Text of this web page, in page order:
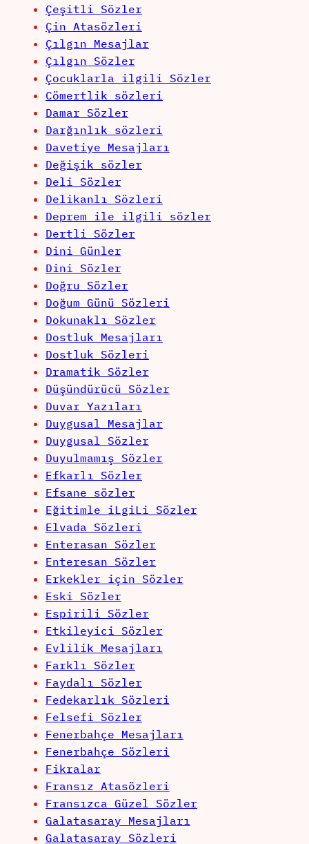
Çeşitli Sözler
Çin Atasözleri
Çılgın Mesajlar
Çılgın Sözler
Çocuklarla ilgili Sözler
Cömertlik sözleri
Damar Sözler
Darğınlık sözleri
Davetiye Mesajları
Değişik sözler
Deli Sözler
Delikanlı Sözleri
Deprem ile ilgili sözler
Dertli Sözler
Dini Günler
Dini Sözler
Doğru Sözler
Doğum Günü Sözleri
Dokunaklı Sözler
Dostluk Mesajları
Dostluk Sözleri
Dramatik Sözler
Düşündürücü Sözler
Duvar Yazıları
Duygusal Mesajlar
Duygusal Sözler
Duyulmamış Sözler
Efkarlı Sözler
Efsane sözler
Eğitimle iLgiLi Sözler
Elvada Sözleri
Enterasan Sözler
Enteresan Sözler
Erkekler için Sözler
Eski Sözler
Espirili Sözler
Etkileyici Sözler
Evlilik Mesajları
Farklı Sözler
Faydalı Sözler
Fedekarlık Sözleri
Felsefi Sözler
Fenerbahçe Mesajları
Fenerbahçe Sözleri
Fikralar
Fransız Atasözleri
Fransızca Güzel Sözler
Galatasaray Mesajları
Galatasaray Sözleri